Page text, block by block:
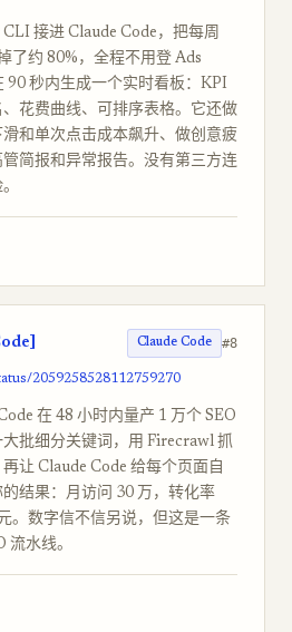
接进 Claude Code，把每周
了约 80%，全程不用登 Ads
90 秒内生成一个实时看板：KPI
花费曲线、可排序表格。它还做
和单次点击成本飙升、做创意疲
简报和异常报告。没有第三方连
Claude Code #8
2059258528112759270
在 48 小时内量产 1 万个 SEO
批细分关键词，用 Firecrawl 抓
让 Claude Code 给每个页面自
结果：月访问 30 万，转化率
。数字信不信另说，但这是一条
流水线。